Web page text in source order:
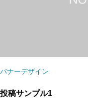
バナーデザイン
投稿サンプル1